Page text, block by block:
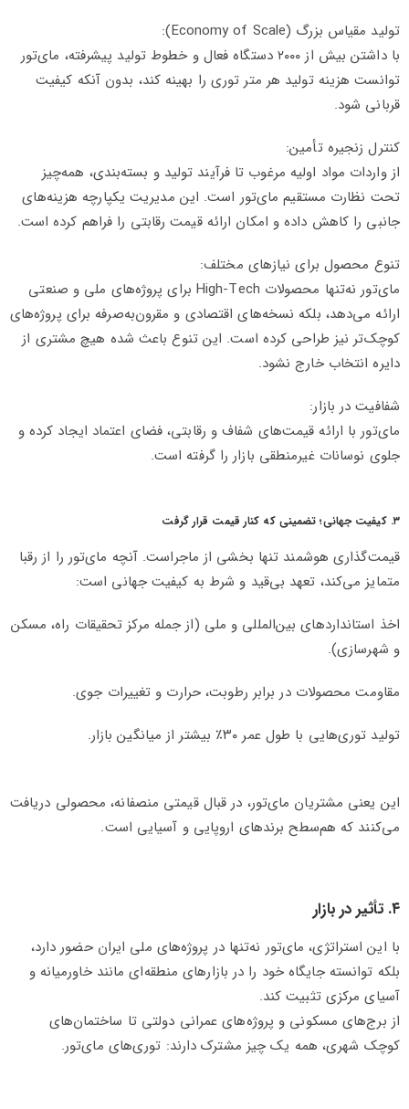
تولید مقیاس بزرگ (Economy of Scale):
با داشتن بیش از ۲۰۰۰ دستگاه فعال و خطوط تولید پیشرفته، مای‌تور
توانست هزینه تولید هر متر توری را بهینه کند، بدون آنکه کیفیت
قربانی شود.
کنترل زنجیره تأمین:
از واردات مواد اولیه مرغوب تا فرآیند تولید و بسته‌بندی، همه‌چیز
تحت نظارت مستقیم مای‌تور است. این مدیریت یکپارچه هزینه‌های
جانبی را کاهش داده و امکان ارائه قیمت رقابتی را فراهم کرده است.
تنوع محصول برای نیازهای مختلف:
مای‌تور نه‌تنها محصولات High-Tech برای پروژه‌های ملی و صنعتی
ارائه می‌دهد، بلکه نسخه‌های اقتصادی و مقرون‌به‌صرفه برای پروژه‌های
کوچک‌تر نیز طراحی کرده است. این تنوع باعث شده هیچ مشتری از
دایره انتخاب خارج نشود.
شفافیت در بازار:
مای‌تور با ارائه قیمت‌های شفاف و رقابتی، فضای اعتماد ایجاد کرده و
جلوی نوسانات غیرمنطقی بازار را گرفته است.
۳. کیفیت جهانی؛ تضمینی که کنار قیمت قرار گرفت
قیمت‌گذاری هوشمند تنها بخشی از ماجراست. آنچه مای‌تور را از رقبا
متمایز می‌کند، تعهد بی‌قید و شرط به کیفیت جهانی است:
اخذ استانداردهای بین‌المللی و ملی (از جمله مرکز تحقیقات راه، مسکن
و شهرسازی).
مقاومت محصولات در برابر رطوبت، حرارت و تغییرات جوی.
تولید توری‌هایی با طول عمر ۳۰٪ بیشتر از میانگین بازار.
این یعنی مشتریان مای‌تور، در قبال قیمتی منصفانه، محصولی دریافت
می‌کنند که هم‌سطح برندهای اروپایی و آسیایی است.
۴. تأثیر در بازار
با این استراتژی، مای‌تور نه‌تنها در پروژه‌های ملی ایران حضور دارد،
بلکه توانسته جایگاه خود را در بازارهای منطقه‌ای مانند خاورمیانه و
آسیای مرکزی تثبیت کند.
از برج‌های مسکونی و پروژه‌های عمرانی دولتی تا ساختمان‌های
کوچک شهری، همه یک چیز مشترک دارند: توری‌های مای‌تور.